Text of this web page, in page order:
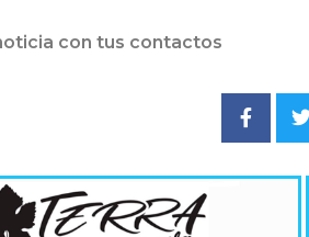
con tus contactos